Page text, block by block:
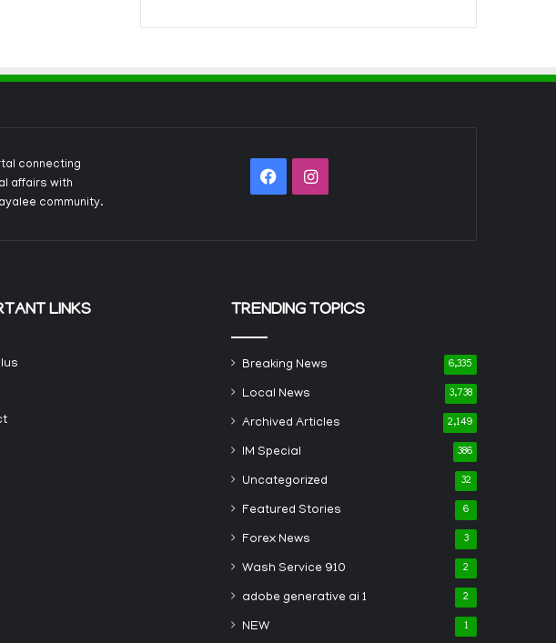
connecting
affairs with
community.
FacebookInstagram
LINKS TRENDING TOPICS
Breaking News 6,335
Local News 3,738
Archived Articles 2,149
IM Special 386
Uncategorized 32
Featured Stories 6
Forex News 3
Wash Service 910 2
adobe generative ai 1 2
NEW 1